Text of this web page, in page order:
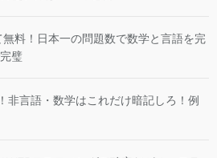
料！日本一の問題数で数学と言語を完
璧
非言語・数学はこれだけ暗記しろ！例